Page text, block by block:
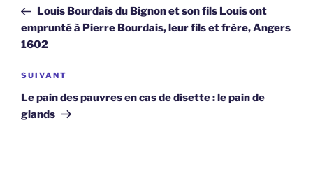
l’article
précédent
Louis Bourdais du Bignon et son fils Louis ont
emprunté à Pierre Bourdais, leur fils et frère, Angers
1602
Article
suivant
SUIVANT
Le pain des pauvres en cas de disette : le pain de
glands